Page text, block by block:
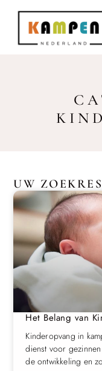
UW
Het Belang van
Kinderopvang in
dienst voor
de ontwikkeling en